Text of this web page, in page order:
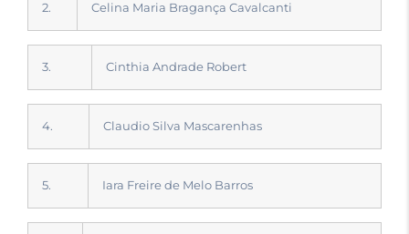
2. Celina Maria Bragança Cavalcanti
3. Cinthia Andrade Robert
4. Claudio Silva Mascarenhas
5. Iara Freire de Melo Barros